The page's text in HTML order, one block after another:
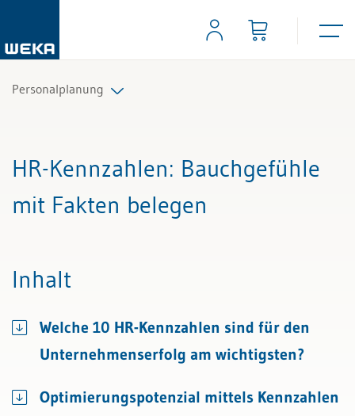
Personalplanung
HR-Kennzahlen: Bauchgefühle
mit Fakten belegen
Inhalt
Welche 10 HR-Kennzahlen sind für den
Unternehmenserfolg am wichtigsten?
Optimierungspotenzial mittels Kennzahlen